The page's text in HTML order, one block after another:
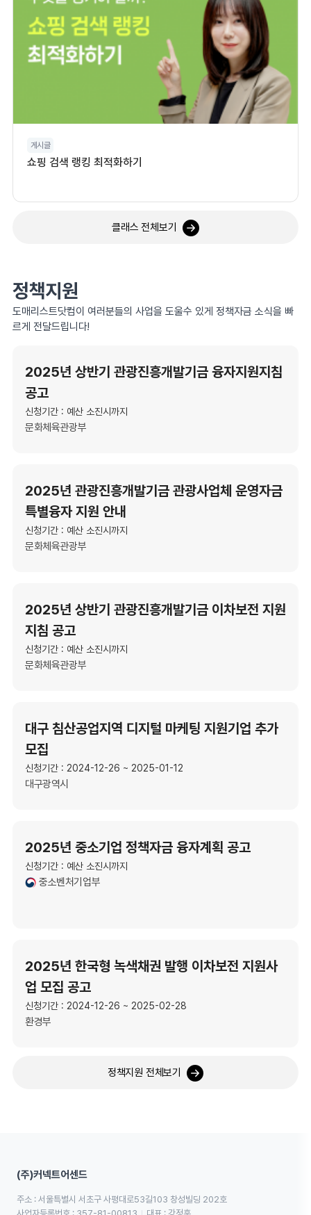
게시글
쇼핑 검색 랭킹 최적화하기
클래스 전체보기
정책지원
도매리스트닷컴이 여러분들의 사업을 도울수 있게 정책자금 소식을 빠
르게 전달드립니다!
2025년 상반기 관광진흥개발기금 융자지원지침
공고
신청기간 : 예산 소진시까지
문화체육관광부
2025년 관광진흥개발기금 관광사업체 운영자금
특별융자 지원 안내
신청기간 : 예산 소진시까지
문화체육관광부
2025년 상반기 관광진흥개발기금 이차보전 지원
지침 공고
신청기간 : 예산 소진시까지
문화체육관광부
대구 침산공업지역 디지털 마케팅 지원기업 추가
모집
신청기간 : 2024-12-26 ~ 2025-01-12
대구광역시
2025년 중소기업 정책자금 융자계획 공고
신청기간 : 예산 소진시까지
중소벤처기업부
2025년 한국형 녹색채권 발행 이차보전 지원사
업 모집 공고
신청기간 : 2024-12-26 ~ 2025-02-28
환경부
정책지원 전체보기
(주)커넥트어센드
주소 : 서울특별시 서초구 사평대로53길103 창성빌딩 202호